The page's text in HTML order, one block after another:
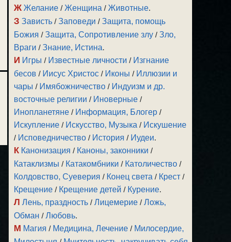
Ж Желание /Женщина /Животные.
З Зависть /Заповеди /Защита, помощь
Божия /Защита, Сопротивление злу /Зло,
Враги /Знание, Истина.
И Игры / Известные личности / Изгнание
бесов / Иисус Христос / Иконы / Иллюзии и
чары / Имябожничество / Индуизм и др.
восточные религии / Иноверные /
Инопланетяне / Информация, Блогер /
Искупление / Искусство, Музыка / Искушение
/ Исповедничество / История / Иудеи.
К Канонизация / Каноны, законники /
Катаклизмы / Катакомбники / Католичество /
Колдовство, Суеверия / Конец света / Крест /
Крещение / Крещение детей / Курение.
Л Лень, праздность /Лицемерие /Ложь,
Обман /Любовь.
М Магия / Медицина, Лечение / Милосердие,